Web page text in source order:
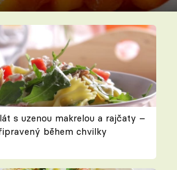
s uzenou makrelou a rajčaty –
během chvilky